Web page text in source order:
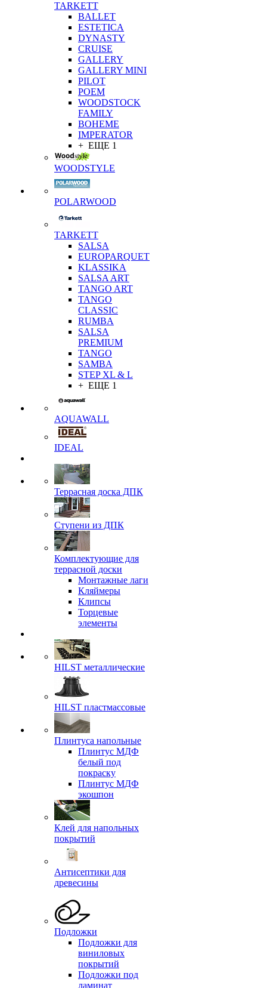
TARKETT
BALLET
ESTETICA
DYNASTY
CRUISE
GALLERY
GALLERY MINI
PILOT
POEM
WOODSTOCK
FAMILY
BOHEME
IMPERATOR
+ ЕЩЕ 1
WOODSTYLE
POLARWOOD
TARKETT
SALSA
EUROPARQUET
KLASSIKA
SALSA ART
TANGO ART
TANGO
CLASSIC
RUMBA
SALSA
PREMIUM
TANGO
SAMBA
STEP XL & L
+ ЕЩЕ 1
AQUAWALL
IDEAL
Террасная доска ДПК
Ступени из ДПК
Комплектующие для
террасной доски
Монтажные лаги
Кляймеры
Клипсы
Торцевые
элементы
HILST металлические
HILST пластмассовые
Плинтуса напольные
Плинтус МДФ
белый под
покраску
Плинтус МДФ
экошпон
Клей для напольных
покрытий
Антисептики для
древесины
Подложки
Подложки для
виниловых
покрытий
Подложки под
ламинат